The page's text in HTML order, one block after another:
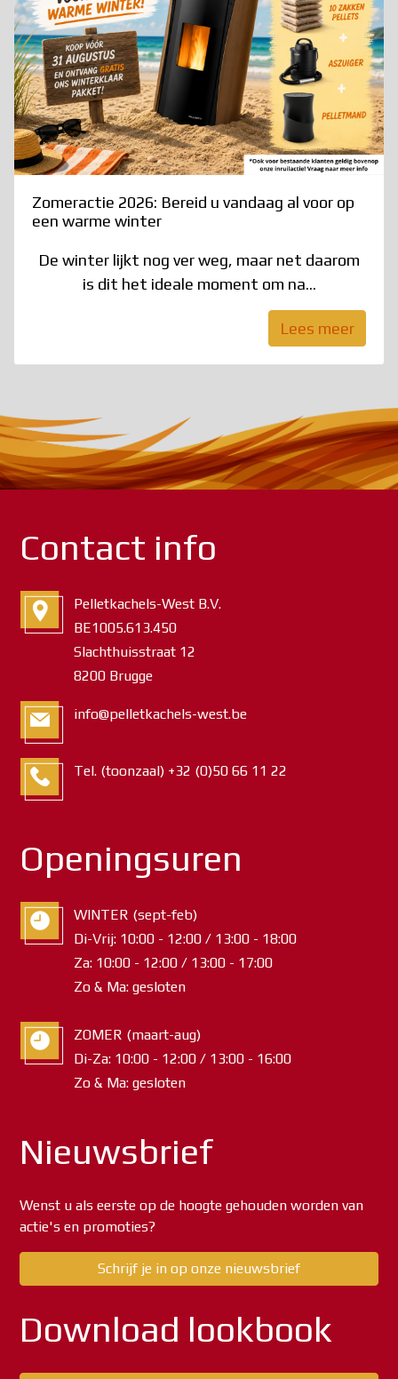
Zomeractie 2026: Bereid u vandaag al voor op
een warme winter
De winter lijkt nog ver weg, maar net daarom
is dit het ideale moment om na...
Lees meer
Contact info
Pelletkachels-West B.V.
BE1005.613.450
Slachthuisstraat 12
8200 Brugge
info@pelletkachels-west.be
Tel. (toonzaal) +32 (0)50 66 11 22
Openingsuren
WINTER (sept-feb)
Di-Vrij: 10:00 - 12:00 / 13:00 - 18:00
Za: 10:00 - 12:00 / 13:00 - 17:00
Zo & Ma: gesloten
ZOMER (maart-aug)
Di-Za: 10:00 - 12:00 / 13:00 - 16:00
Zo & Ma: gesloten
Nieuwsbrief
Wenst u als eerste op de hoogte gehouden worden van
actie's en promoties?
Schrijf je in op onze nieuwsbrief
Download lookbook